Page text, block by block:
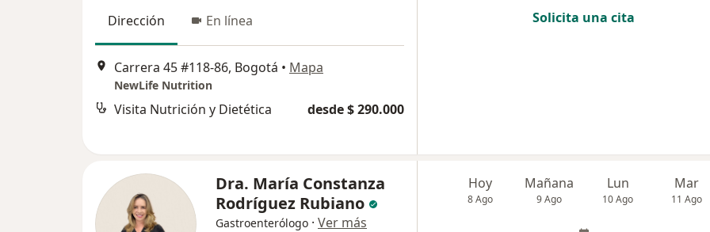
Dirección En línea
Carrera 45 #118-86, Bogotá • Mapa
NewLife Nutrition
Visita Nutrición y Dietética desde $ 290.000
Solicita una cita
Dra. María Constanza
Rodríguez Rubiano
Gastroenterólogo · Ver más
Hoy
8 Ago
Mañana
9 Ago
Lun
10 Ago
Mar
11 Ago